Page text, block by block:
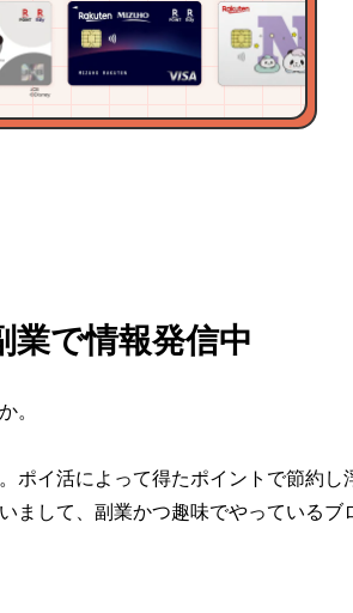
業で情報発信中
。
ポイ活によって得たポイントで節約し
まして、副業かつ趣味でやっているブ